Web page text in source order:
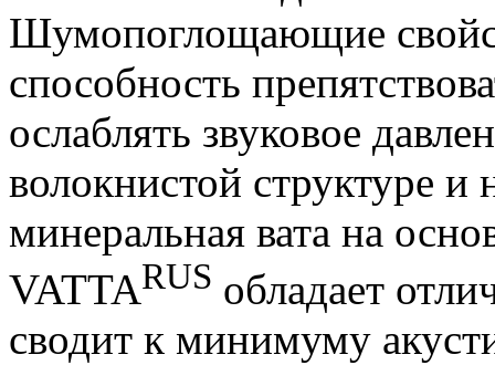
Шумопоглощающие
способность
ослаблять звуковое
волокнистой структуре
минеральная вата на
VATTARUS обладает
сводит к минимуму